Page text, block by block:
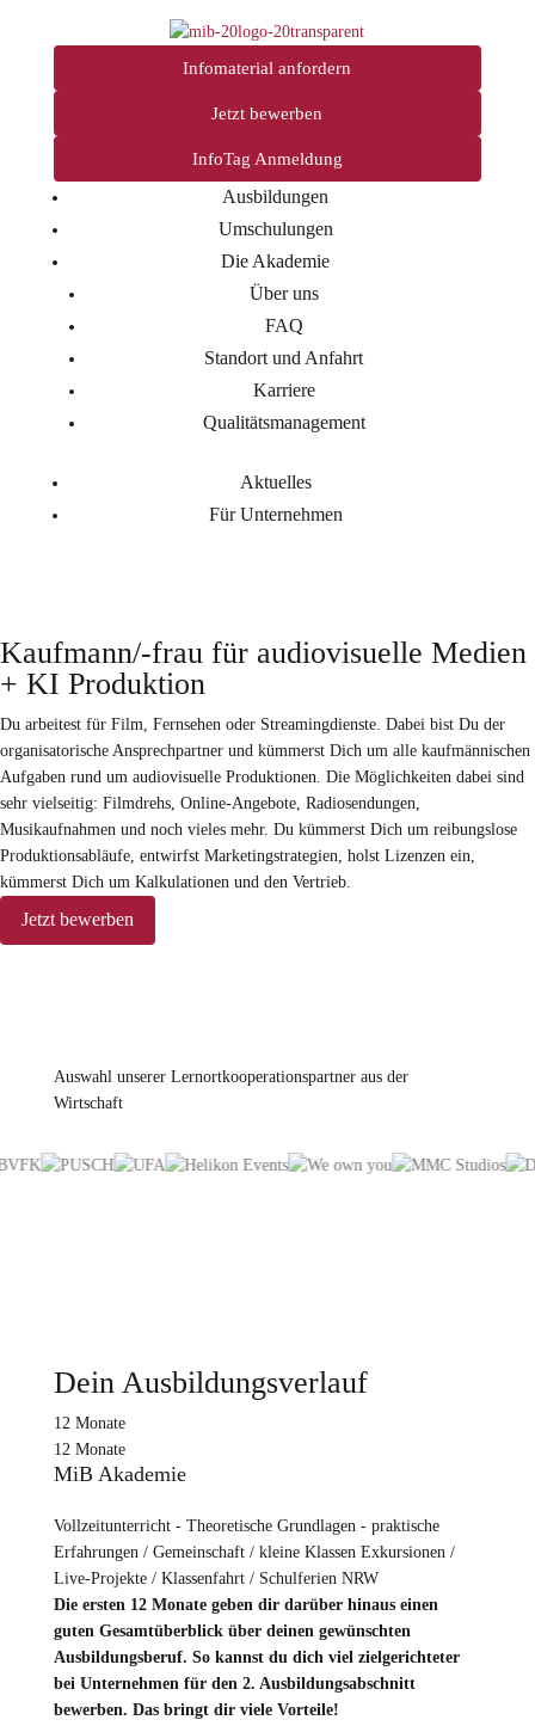
Infomaterial anfordern
Jetzt bewerben
InfoTag Anmeldung
Ausbildungen
Umschulungen
Die Akademie
Über uns
FAQ
Standort und Anfahrt
Karriere
Qualitätsmanagement
Aktuelles
Für Unternehmen
Kaufmann/-frau für audiovisuelle Medien
+ KI Produktion
Du arbeitest für Film, Fernsehen oder Streamingdienste. Dabei bist Du der
organisatorische Ansprechpartner und kümmerst Dich um alle kaufmännischen
Aufgaben rund um audiovisuelle Produktionen. Die Möglichkeiten dabei sind
sehr vielseitig: Filmdrehs, Online-Angebote, Radiosendungen,
Musikaufnahmen und noch vieles mehr. Du kümmerst Dich um reibungslose
Produktionsabläufe, entwirfst Marketingstrategien, holst Lizenzen ein,
kümmerst Dich um Kalkulationen und den Vertrieb.
Jetzt bewerben
Auswahl unserer Lernortkooperationspartner aus der
Wirtschaft
Dein Ausbildungsverlauf
12 Monate
12 Monate
MiB Akademie
Vollzeitunterricht - Theoretische Grundlagen - praktische
Erfahrungen / Gemeinschaft / kleine Klassen Exkursionen /
Live-Projekte / Klassenfahrt / Schulferien NRW
Die ersten 12 Monate geben dir darüber hinaus einen
guten Gesamtüberblick über deinen gewünschten
Ausbildungsberuf. So kannst du dich viel zielgerichteter
bei Unternehmen für den 2. Ausbildungsabschnitt
bewerben. Das bringt dir viele Vorteile!